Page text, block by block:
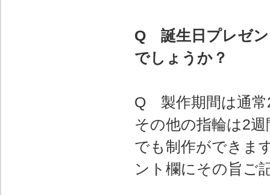
Q 誕生日プレゼン
でしょうか？
Q 製作期間は通常
その他の指輪は2週
でも制作ができま
ント欄にその旨ご